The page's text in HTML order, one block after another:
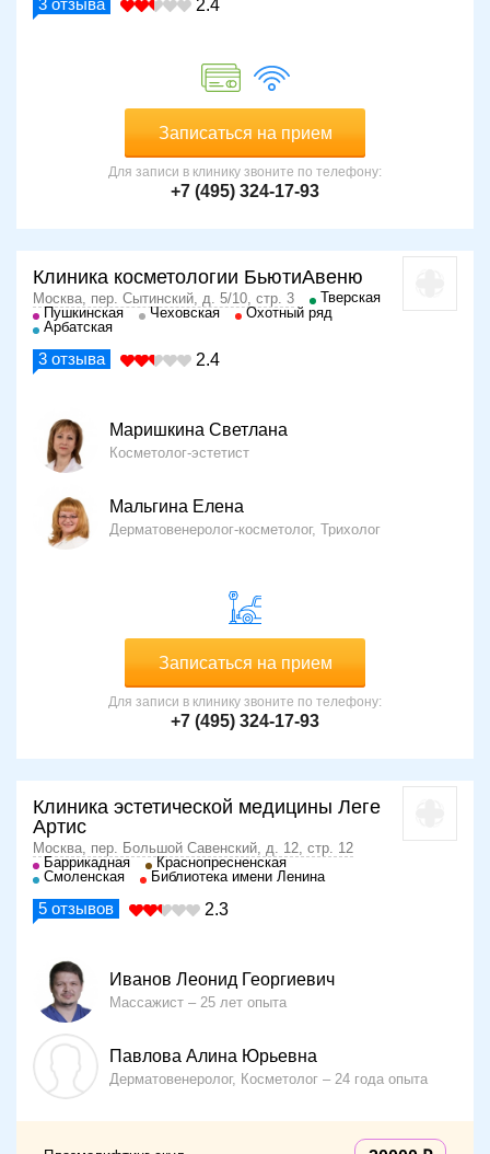
3 отзыва 2.4
Записаться на прием
Для записи в клинику звоните по телефону:
+7 (495) 324-17-93
Клиника косметологии БьютиАвеню
Москва, пер. Сытинский, д. 5/10, стр. 3
Тверская
Пушкинская
Чеховская
Охотный ряд
Арбатская
3 отзыва 2.4
Маришкина Светлана
Косметолог-эстетист
Мальгина Елена
Дерматовенеролог-косметолог, Трихолог
Записаться на прием
Для записи в клинику звоните по телефону:
+7 (495) 324-17-93
Клиника эстетической медицины Леге
Артис
Москва, пер. Большой Савенский, д. 12, стр. 12
Баррикадная
Краснопресненская
Смоленская
Библиотека имени Ленина
5 отзывов 2.3
Иванов Леонид Георгиевич
Массажист 25 лет опыта
Павлова Алина Юрьевна
Дерматовенеролог, Косметолог 24 года опыта